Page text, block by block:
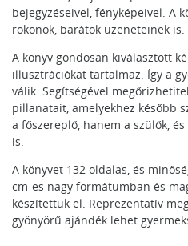
bejegyzéseivel, fényképeivel. A
rokonok, barátok üzeneteinek is.
A könyv gondosan kiválasztott
illusztrációkat tartalmaz. Így a
válik. Segítségével
pillanatait, amelyekhez később
a főszereplő, hanem a szülők,
is.
A könyvet 132 oldalas, és
cm-es nagy formátumban és
készítettük el. Reprezentatív
gyönyörű ajándék lehet